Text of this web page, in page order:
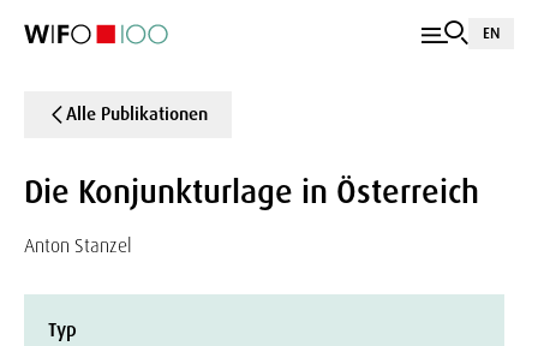
EN
Alle Publikationen
Die Konjunkturlage in Österreich
Anton Stanzel
Typ